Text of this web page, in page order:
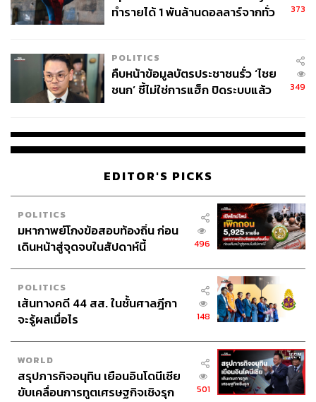
อย่างไรก็ดี นั่นเป็นเรื่องของสิ่งที่ต้องทำในอนาคต
ก่อนจะไปถึงจุดนั้น คล็อปป์และทีมอาจต้องพยายามก้มหน้า
ก้มตาสู้กันใหม่ เริ่มต้นกันใหม่กับช่วงที่เหลือของฤดูกาล
เอาให้ผ่านปีนี้ไปแบบไม่บอบช้ำเยอะ แค่นี้น่าจะพอแล้ว
พิสูจน์อักษร: ภาวิกา ขันติศรีสกุล
อ้างอิง:
https://www.skysports.com/football/news/29327/1221
https://www.telegraph.co.uk/football/2021/02/08/liver
pool-not-bad-champions-has-not-good-title-defence/
Jamie Carragher
ทำรายได้ 1 พันล้านดอลลาร์จากทั่ว
373
POLITICS
คืบหน้าข้อมูลบัตรประชาชนรั่ว ‘ไชย
ชนก’ ชี้ไม่ใช่การแฮ็ก ปิดระบบแล้ว
349
EDITOR'S PICKS
POLITICS
มหากาพย์โกงข้อสอบท้องถิ่น ก่อน
เดินหน้าสู่จุดจบในสัปดาห์นี้
496
POLITICS
เส้นทางคดี 44 สส. ในชั้นศาลฎีกา
จะรู้ผลเมื่อไร
148
WORLD
สรุปภารกิจอนุทิน เยือนอินโดนีเซีย
ขับเคลื่อนการทูตเศรษฐกิจเชิงรุก
501